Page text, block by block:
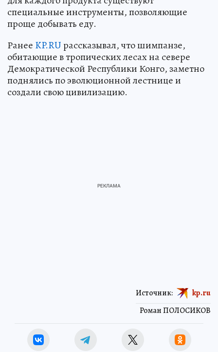
специальные инструменты, позволяющие
проще добывать еду.
Ранее KP.RUрассказывал, что шимпанзе,
обитающие в тропических лесах на севере
Демократической Республики Конго, заметно
поднялись по эволюционной лестнице и
создали свою цивилизацию.
Роман ПОЛОСИКОВ
Источник: kp.ru